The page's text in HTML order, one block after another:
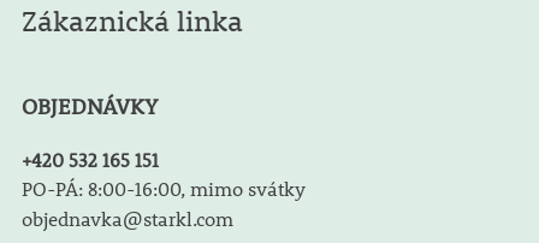
Zákaznická linka
OBJEDNÁVKY
+420 532 165 151
PO-PÁ: 8:00-16:00, mimo svátky
objednavka@starkl.com